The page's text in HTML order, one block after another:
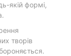
якій формі,
творів